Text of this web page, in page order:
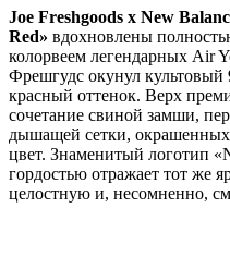
Joe Freshgoods x New
Red» вдохновлены
колорвеем легендарных Air
Фрешгудс окунул
красный оттенок. Верх
сочетание свиной замши,
дышащей сетки,
цвет. Знаменитый логотип
гордостью отражает тот же
целостную и, несомненно,